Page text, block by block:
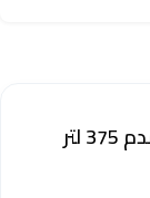
مواصفات ثلاجة بابين دانسات 16.46 قدم 375 لتر